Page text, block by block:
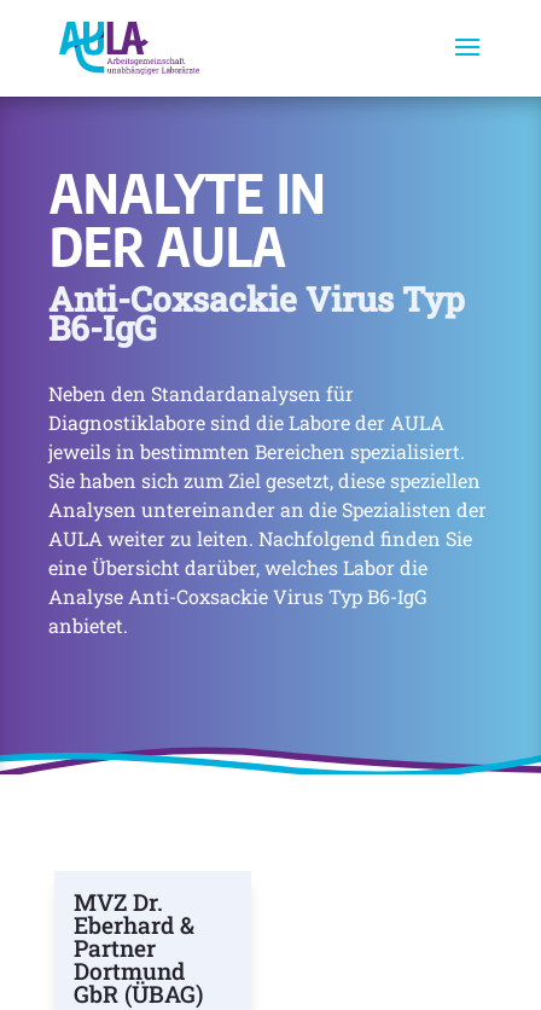
ANALYTE IN
DER AULA
Anti-Coxsackie Virus Typ
B6-IgG
Neben den Standardanalysen für
Diagnostiklabore sind die Labore der AULA
jeweils in bestimmten Bereichen spezialisiert.
Sie haben sich zum Ziel gesetzt, diese speziellen
Analysen untereinander an die Spezialisten der
AULA weiter zu leiten. Nachfolgend finden Sie
eine Übersicht darüber, welches Labor die
Analyse Anti-Coxsackie Virus Typ B6-IgG
anbietet.
MVZ Dr.
Eberhard &
Partner
Dortmund
GbR (ÜBAG)